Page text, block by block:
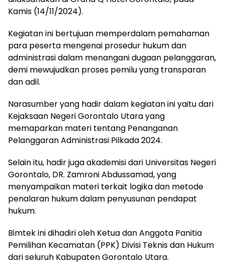
Kamis (14/11/2024).
Kegiatan ini bertujuan memperdalam pemahaman
para peserta mengenai prosedur hukum dan
administrasi dalam menangani dugaan pelanggaran,
demi mewujudkan proses pemilu yang transparan
dan adil.
Narasumber yang hadir dalam kegiatan ini yaitu dari
Kejaksaan Negeri Gorontalo Utara yang
memaparkan materi tentang Penanganan
Pelanggaran Administrasi Pilkada 2024.
Selain itu, hadir juga akademisi dari Universitas Negeri
Gorontalo, DR. Zamroni Abdussamad, yang
menyampaikan materi terkait logika dan metode
penalaran hukum dalam penyusunan pendapat
hukum.
Bimtek ini dihadiri oleh Ketua dan Anggota Panitia
Pemilihan Kecamatan (PPK) Divisi Teknis dan Hukum
dari seluruh Kabupaten Gorontalo Utara.